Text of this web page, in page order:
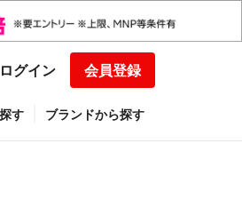
ログイン 会員登録
す ブランドから探す